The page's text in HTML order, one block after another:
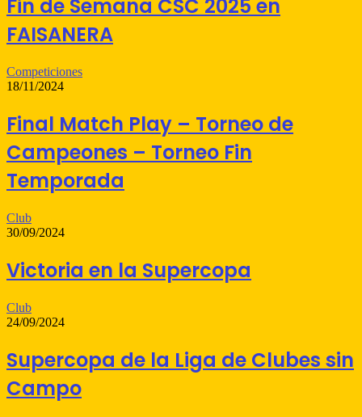
Fin de Semana CSC 2025 en
FAISANERA
Competiciones
18/11/2024
Final Match Play – Torneo de
Campeones – Torneo Fin
Temporada
Club
30/09/2024
Victoria en la Supercopa
Club
24/09/2024
Supercopa de la Liga de Clubes sin
Campo